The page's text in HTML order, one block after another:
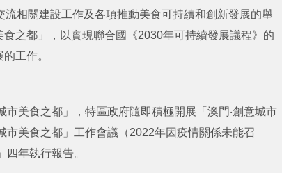
相關建設工作及各項推動美食可持續和創新發展的舉
之都」，以實現聯合國《2030年可持續發展議程》的
工作。
美食之都」，特區政府隨即積極開展「澳門‧創意城市
市美食之都」工作會議（2022年因疫情關係未能召
年執行報告。